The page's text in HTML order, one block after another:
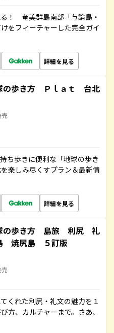
！ 奄美群島南部「与論島・
をフィーチャーした完全ガイ
詳細を見る
の歩き方 Ｐｌａｔ 台北
売
ち歩きに便利な「地球の歩き
楽しみ尽くすプラン＆最新情
詳細を見る
の歩き方 島旅 利尻 礼
焼尻島 ５訂版
売
くれた利尻・礼文の魅力を１
方、カルチャーまで。さあ、